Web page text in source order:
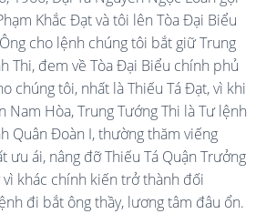
Khắc Đạt và tôi lên Tòa Đại Biểu
cho lệnh chúng tôi bắt giữ Trung
Thi, đem về Tòa Đại Biểu chính phủ
chúng tôi, nhất là Thiếu Tá Đạt, vì khi
Nam Hòa, Trung Tướng Thi là Tư lệnh
Quân Đoàn I, thường thăm viếng
ưu ái, nâng đỡ Thiếu Tá Quận Trưởng
vì khác chính kiến trở thành đối
đi bắt ông thầy, lương tâm đâu ổn.